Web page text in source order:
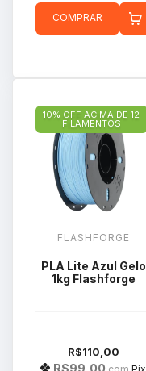
COMPRAR
10% OFF ACIMA DE 12
FILAMENTOS
FLASHFORGE
PLA Lite Azul Gelo
1kg Flashforge
R$110,00
R$99,00